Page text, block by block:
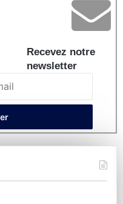
Recevez notre
newsletter